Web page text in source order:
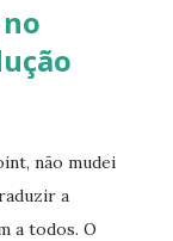
não mudei
a
a todos. O